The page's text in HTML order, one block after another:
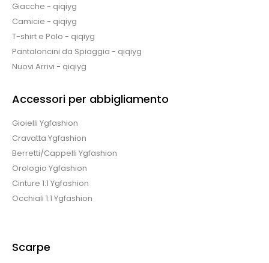
Giacche - qiqiyg
Camicie - qiqiyg
T-shirt e Polo - qiqiyg
Pantaloncini da Spiaggia - qiqiyg
Nuovi Arrivi - qiqiyg
Accessori per abbigliamento
Gioielli Ygfashion
Cravatta Ygfashion
Berretti/Cappelli Ygfashion
Orologio Ygfashion
Cinture 1:1 Ygfashion
Occhiali 1:1 Ygfashion
Scarpe